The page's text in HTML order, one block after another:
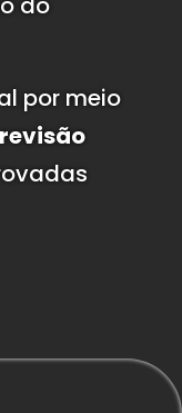
por meio